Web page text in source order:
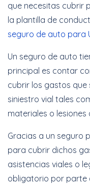
que necesitas cubrir
la plantilla de
seguro de auto para
Un seguro de auto
principal es contar
cubrir los gastos
siniestro vial tales
materiales o lesiones
Gracias a un seguro
para cubrir dichos
asistencias viales o
obligatorio por parte